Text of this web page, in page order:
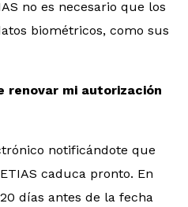
no es necesario que los
biométricos, como sus
renovar mi autorización
notificándote que
caduca pronto. En
días antes de la fecha